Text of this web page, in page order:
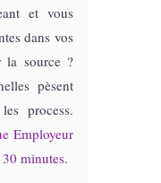
et vous
dans vos
la source ?
pèsent
process.
Employeur
minutes.